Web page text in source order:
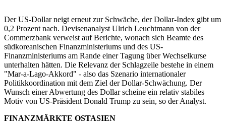
Der US-Dollar neigt erneut zur Schwäche, der Dollar-Index gibt um
0,2 Prozent nach. Devisenanalyst Ulrich Leuchtmann von der
Commerzbank verweist auf Berichte, wonach sich Beamte des
südkoreanischen Finanzministeriums und des US-
Finanzministeriums am Rande einer Tagung über Wechselkurse
unterhalten hätten. Die Relevanz der Schlagzeile bestehe in einem
"Mar-a-Lago-Akkord" - also das Szenario internationaler
Politikkoordination mit dem Ziel der Dollar-Schwächung. Der
Wunsch einer Abwertung des Dollar scheine ein relativ stabiles
Motiv von US-Präsident Donald Trump zu sein, so der Analyst.
FINANZMÄRKTE OSTASIEN